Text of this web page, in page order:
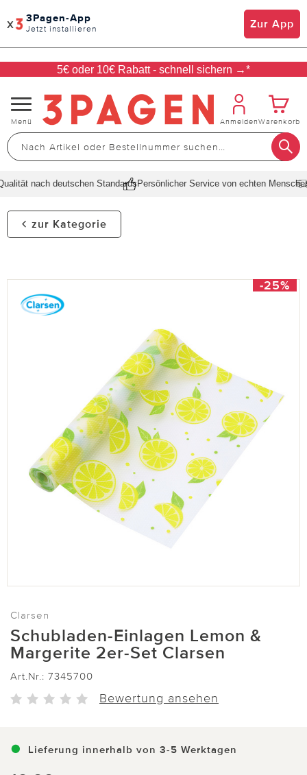
x 3Pagen-App
Jetzt installieren Zur App
5€ oder 10€ Rabatt - schnell sichern →*
Navigation
umschalten
Menü AnmeldenWarenkorb
nach deutschen StandardsPersönlicher Service von echten Menschen
zur Kategorie
-25%
Clarsen
Schubladen-Einlagen Lemon &
Margerite 2er-Set Clarsen
Art.Nr.: 7345700
Bewertung ansehen
Lieferung innerhalb von 3-5 Werktagen